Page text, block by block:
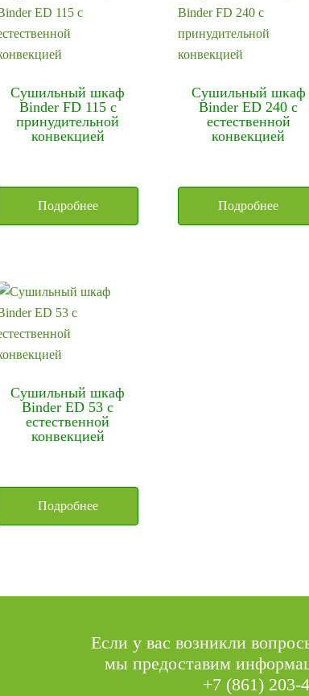
Сушильный шкаф
Binder FD 115 с
принудительной
конвекцией
Подробнее
Сушильный шкаф
Binder ED 240 с
естественной
конвекцией
Подробнее
Сушильный шкаф
Binder ED 53 с
естественной
конвекцией
Подробнее
Если у вас возникли
мы предоставим
+7 (861) 203-